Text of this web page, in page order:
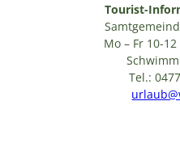
Tourist-
Mo – Fr 10-
Tel.: